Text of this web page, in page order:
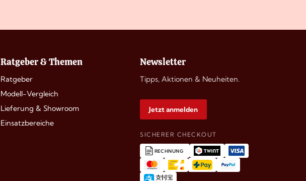
Ratgeber & Themen
Ratgeber
Modell-Vergleich
Lieferung & Showroom
Einsatzbereiche
Newsletter
Tipps, Aktionen & Neuheiten.
Jetzt anmelden
SICHERER CHECKOUT
RECHNUNG